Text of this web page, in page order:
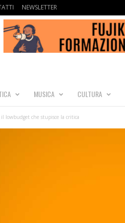
NEWSLETTER
MUSICA CULTURA
lowbudget che stupisce la critica